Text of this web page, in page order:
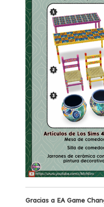
Gracias a EA Game